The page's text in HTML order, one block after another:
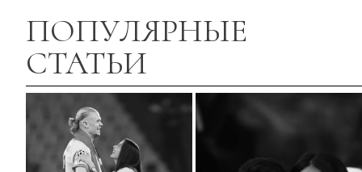
ПОПУЛЯРНЫЕ
СТАТЬИ